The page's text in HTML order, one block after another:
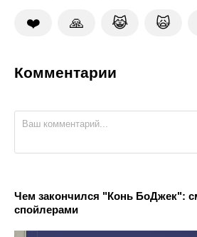
❤️ 🙏 😹 🙀
Комментарии
Чем закончился "Конь БоДжек":
спойлерами